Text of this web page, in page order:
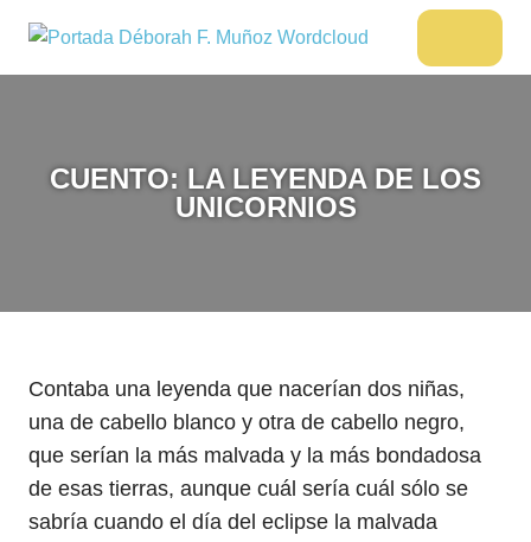
contenido
DÉBORAH
viajesCUENTO: LA LEYENDA DE LOS
UNICORNIOS
Contaba una leyenda que nacerían dos niñas,
una de cabello blanco y otra de cabello negro,
que serían la más malvada y la más bondadosa
de esas tierras, aunque cuál sería cuál sólo se
sabría cuando el día del eclipse la malvada